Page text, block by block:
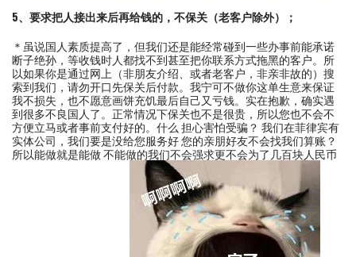
5、要求把人接出来后再给钱的，不保关（老客户除外）；
＊虽说国人素质提高了，但我们还是能经常碰到一些办事前能承诺
断子绝孙，等收钱时人都找不到甚至把你联系方式拖黑的客户。所
以如果你是通过网上（非朋友介绍、或者老客户，非亲非故的）搜
索到我们，请勿开口先保关后付款。我宁可不做你这单生意来保证
我不损失，也不愿意画饼充饥最后自己又亏钱。实在抱歉，确实遇
到很多不良国人了。正常情况下保关也不是很贵，所以您也不会不
方便立马或者事前支付好的。什么 担心害怕受骗？ 我们在菲律宾有
实体公司，我们要是没给您服务好 您的亲朋好友不会找我们算账？
所以能做就是能做 不能做的我们不会强求更不会为了几百块人民币